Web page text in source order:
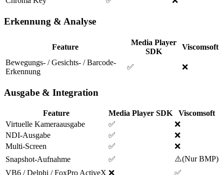
Erkennung & Analyse
Feature
Media Player
SDK
Viscomsoft
Bewegungs- / Gesichts- / Barcode-
Erkennung
✅ ❌
Ausgabe & Integration
Feature Media Player SDK
Viscomsoft
Virtuelle Kameraausgabe
✅
❌
NDI-Ausgabe
✅
❌
Multi-Screen
✅
❌
Snapshot-Aufnahme
✅ ⚠️(Nur BMP)
VB6 / Delphi / FoxPro ActiveX ❌ ✅